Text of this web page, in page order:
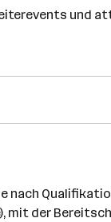
und
mit der